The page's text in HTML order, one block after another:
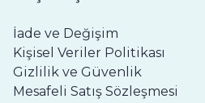
İade ve Değişim
Kişisel Veriler Politikası
Gizlilik ve Güvenlik
Mesafeli Satış Sözleşmesi